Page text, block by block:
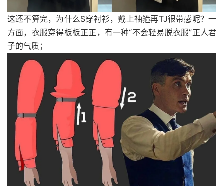
这还不算完，为什么S穿衬衫，戴上袖箍再TJ很带感呢？一
方面，衣服穿得板板正正，有一种“不会轻易脱衣服”正人君
子的气质；